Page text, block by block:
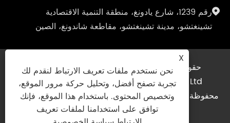
رقم 1239، شارع يادونغ، منطقة التنمية الاقتصادية
تشينغتشو، مدينة تشينغتشو، مقاطعة شاندونغ، الصين
حقوق الطبع والنشر © 2024 Shandong Jienuo
Thermostat Equipment Co., Ltd. جميع الحقوق
محفوظة.
Links|Sitemap|RSS|XML
|سياسة
الخصوصية|
X
نحن نستخدم ملفات تعريف الارتباط لنقدم لك
تجربة تصفح أفضل، وتحليل حركة مرور الموقع،
وتخصيص المحتوى. باستخدام هذا الموقع، فإنك
توافق على استخدامنا لملفات تعريف